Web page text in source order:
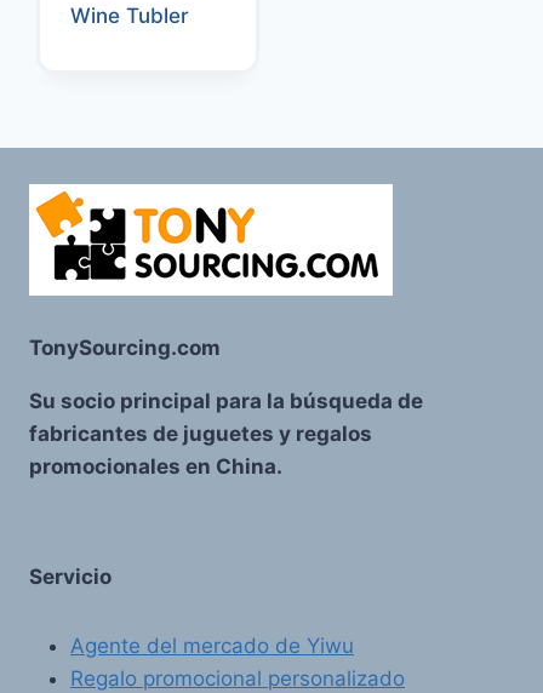
Wine Tubler
TonySourcing.com
Su socio principal para la búsqueda de
fabricantes de juguetes y regalos
promocionales en China.
Servicio
Agente del mercado de Yiwu
Regalo promocional personalizado